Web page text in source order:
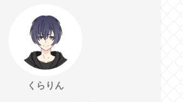
くらりん